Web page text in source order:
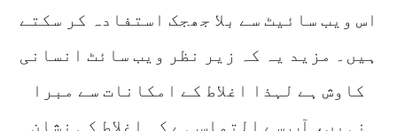
اس ویب سائیٹ سے بلا جھجک استفادہ کر سکتے
ہیں۔ مزید یہ کہ زیر نظر ویب سائٹ انسانی
کاوش ہے لہذا اغلاط کے امکانات سے مبرا